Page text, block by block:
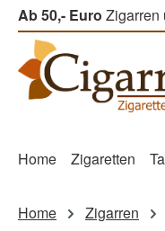
Hauptinhalt springen
Zur Suche springen
Zur
Ab 50,- Euro Zigarren
Home Zigaretten
Home Zigarren